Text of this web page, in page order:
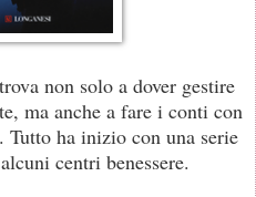
non solo a dover gestire
ma anche a fare i conti con
Tutto ha inizio con una serie
centri benessere.